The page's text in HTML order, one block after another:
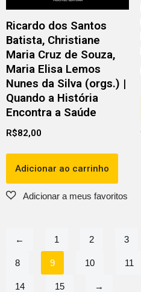
Ricardo dos Santos
Batista, Christiane
Maria Cruz de Souza,
Maria Elisa Lemos
Nunes da Silva (orgs.) |
Quando a História
Encontra a Saúde
R$82,00
Adicionar ao carrinho
← 1 2 3
8 9 10 11
14 15 →